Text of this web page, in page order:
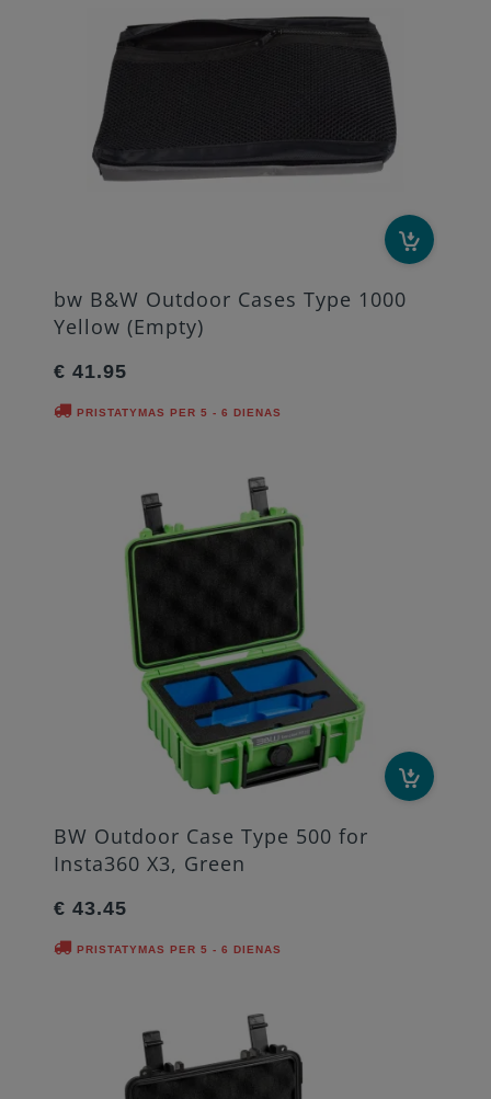
bw B&W Outdoor Cases Type 1000
Yellow (Empty)
€ 41.95
PRISTATYMAS PER 5 - 6 DIENAS
BW Outdoor Case Type 500 for
Insta360 X3, Green
€ 43.45
PRISTATYMAS PER 5 - 6 DIENAS